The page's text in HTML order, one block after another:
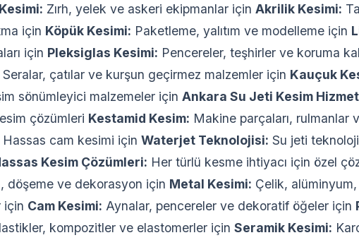
Zırh, yelek ve askeri ekipmanlar için Akrilik Kesimi:
için Köpük Kesimi: Paketleme, yalıtım ve modelleme için
için Pleksiglas Kesimi: Pencereler, teşhirler ve koruma
Seralar, çatılar ve kurşun geçirmez malzemler için Kauçuk
sönümleyici malzemeler için Ankara Su Jeti Kesim
çözümleri Kestamid Kesim: Makine parçaları, rulmanlar
Hassas cam kesimi için Waterjet Teknolojisi: Su jeti
Kesim Çözümleri: Her türlü kesme ihtiyacı için özel
döşeme ve dekorasyon için Metal Kesimi: Çelik,
için Cam Kesimi: Aynalar, pencereler ve dekoratif öğeler için
kompozitler ve elastomerler için Seramik Kesimi: